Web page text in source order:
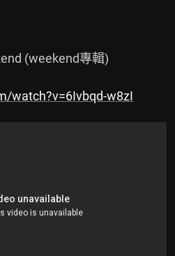
(weekend專輯)
watch?v=6Ivbqd-w8zI